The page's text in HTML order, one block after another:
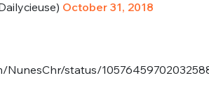
October 31, 2018
NunesChr/status/